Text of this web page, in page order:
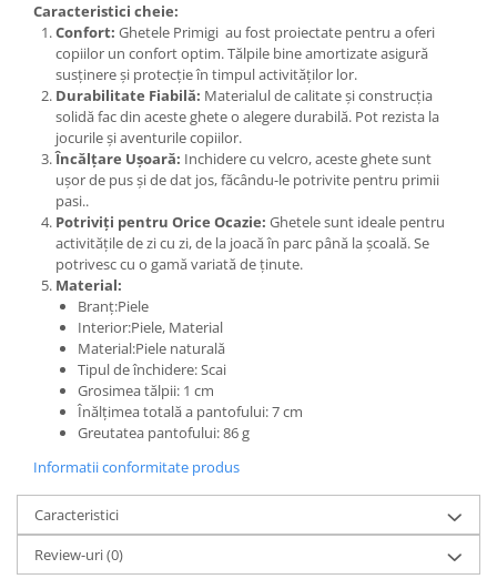
Caracteristici cheie:
Confort: Ghetele Primigi au fost proiectate pentru a oferi
copiilor un confort optim. Tălpile bine amortizate asigură
susținere și protecție în timpul activităților lor.
Durabilitate Fiabilă: Materialul de calitate și construcția
solidă fac din aceste ghete o alegere durabilă. Pot rezista la
jocurile și aventurile copiilor.
Încălțare Ușoară: Inchidere cu velcro, aceste ghete sunt
ușor de pus și de dat jos, făcându-le potrivite pentru primii
pasi..
Potriviți pentru Orice Ocazie: Ghetele sunt ideale pentru
activitățile de zi cu zi, de la joacă în parc până la școală. Se
potrivesc cu o gamă variată de ținute.
Material:
Branț:Piele
Interior:Piele, Material
Material:Piele naturală
Tipul de închidere: Scai
Grosimea tălpii: 1 cm
Înălțimea totală a pantofului: 7 cm
Greutatea pantofului: 86 g
Informatii conformitate produs
Caracteristici
Review-uri(0)